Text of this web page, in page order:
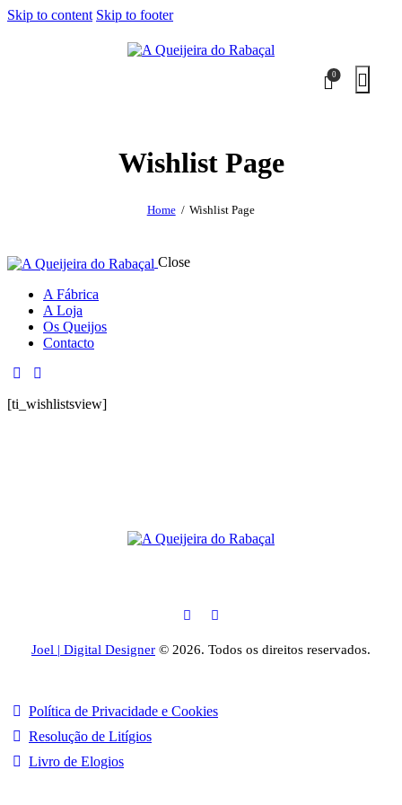
Skip to content Skip to footer
0
Wishlist Page
Home Wishlist Page
Close
A Fábrica
A Loja
Os Queijos
Contacto
[ti_wishlistsview]
Joel | Digital Designer © 2026. Todos os direitos reservados.
Política de Privacidade e Cookies
Resolução de Litígios
Livro de Elogios